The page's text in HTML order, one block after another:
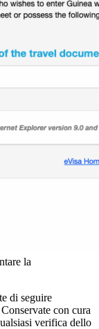
la
di seguire
con cura
verifica dello